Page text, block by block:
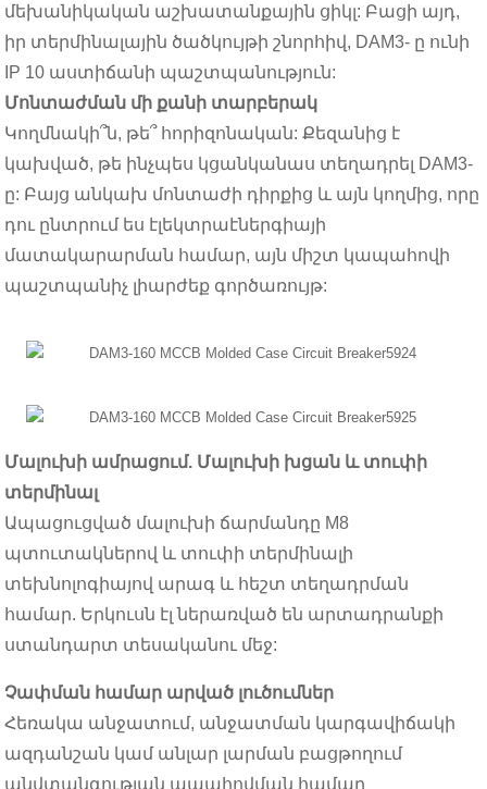
մեխանիկական աշխատանքային ցիկլ: Բացի այդ,
իր տերմինալային ծածկույթի շնորհիվ, DAM3- ը ունի
IP 10 աստիճանի պաշտպանություն:
Մոնտաժման մի քանի տարբերակ
Կողմնակի՞ն, թե՞ հորիզոնական: Քեզանից է
կախված, թե ինչպես կցանկանաս տեղադրել DAM3-
ը: Բայց անկախ մոնտաժի դիրքից և այն կողմից, որը
դու ընտրում ես էլեկտրաէներգիայի
մատակարարման համար, այն միշտ կապահովի
պաշտպանիչ լիարժեք գործառույթ:
Մալուխի ամրացում. Մալուխի խցան և տուփի
տերմինալ
Ապացուցված մալուխի ճարմանդը M8
պտուտակներով և տուփի տերմինալի
տեխնոլոգիայով արագ և հեշտ տեղադրման
համար. Երկուսն էլ ներառված են արտադրանքի
ստանդարտ տեսականու մեջ:
Չափման համար արված լուծումներ
Հեռակա անջատում, անջատման կարգավիճակի
ազդանշան կամ անլար լարման բացթողում
անվտանգության ապահովման համար